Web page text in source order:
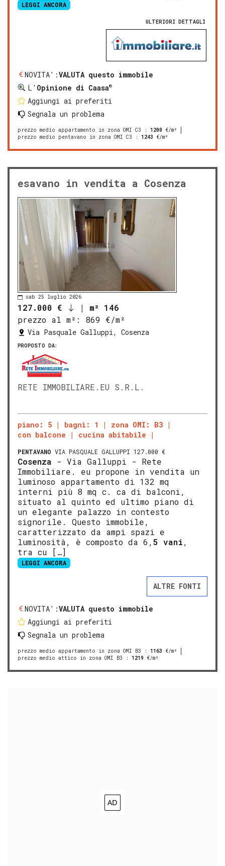
LEGGI ANCORA
ULTERIORI DETTAGLI
NOVITA':VALUTA questo immobile
L' Opinione di Caasa®
Aggiungi ai preferiti
Segnala un problema
prezzo medio appartamento in zona OMI C3 : 1200 €/m²
prezzo medio pentavano in zona OMI C3 : 1243 €/m²
esavano in vendita a Cosenza
sab 25 luglio 2026
127.000 € | m² 146
prezzo al m²:
869 €/m²
Via Pasquale Galluppi, Cosenza
PROPOSTO DA:
RETE IMMOBILIARE.EU S.R.L.
piano: 5 bagni: 1
zona OMI: B3
con balcone
cucina abitabile
PENTAVANO VIA PASQUALE GALLUPPI 127.000 €
Cosenza - Via Galluppi - Rete
Immobiliare. eu propone in vendita un
luminoso appartamento di 132 mq
interni più 8 mq c. ca di balconi,
situato al quinto ed ultimo piano di
un elegante palazzo in contesto
signorile. Questo immobile,
caratterizzato da ampi spazi e
luminosità, è composto da 6,5 vani,
tra cu […]
LEGGI ANCORA
ALTRE FONTI
NOVITA':VALUTA questo immobile
Aggiungi ai preferiti
Segnala un problema
prezzo medio appartamento in zona OMI B3 : 1163 €/m²
prezzo medio attico in zona OMI B3 : 1219 €/m²